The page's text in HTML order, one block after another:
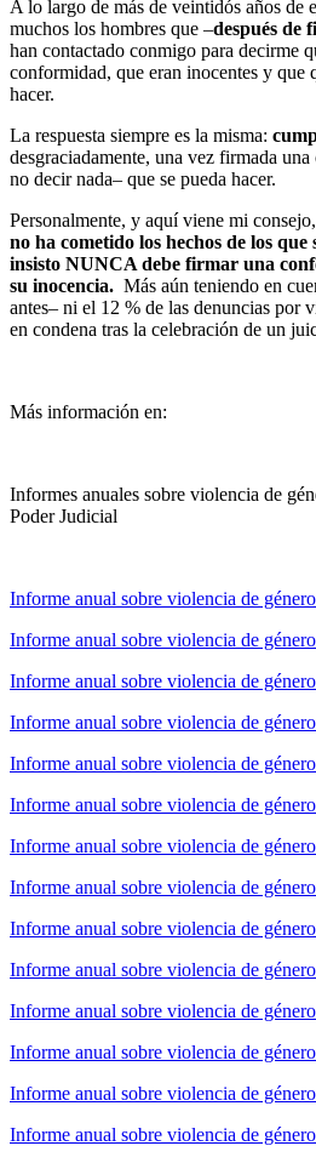
A lo largo de más de veintidós años de
muchos los hombres que –después de
han contactado conmigo para decirme
conformidad, que eran inocentes y que
hacer.
La respuesta siempre es la misma:
desgraciadamente, una vez firmada
no decir nada– que se pueda hacer.
Personalmente, y aquí viene mi
no ha cometido los hechos de los
insisto NUNCA debe firmar una
su inocencia. Más aún teniendo en
antes– ni el 12 % de las denuncias por
en condena tras la celebración de un
Más información en:
Informes anuales sobre violencia de
Poder Judicial
Informe anual sobre violencia de
Informe anual sobre violencia de
Informe anual sobre violencia de
Informe anual sobre violencia de
Informe anual sobre violencia de
Informe anual sobre violencia de
Informe anual sobre violencia de
Informe anual sobre violencia de
Informe anual sobre violencia de
Informe anual sobre violencia de
Informe anual sobre violencia de
Informe anual sobre violencia de
Informe anual sobre violencia de
Informe anual sobre violencia de